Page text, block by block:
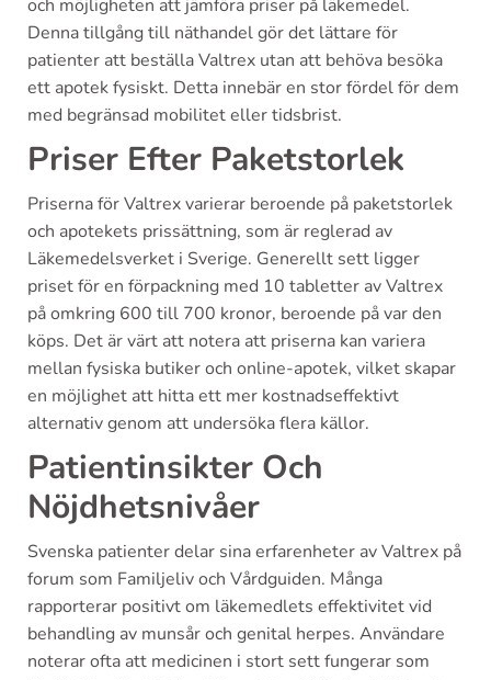
och möjligheten att jämföra priser på läkemedel.
Denna tillgång till näthandel gör det lättare för
patienter att beställa Valtrex utan att behöva besöka
ett apotek fysiskt. Detta innebär en stor fördel för dem
med begränsad mobilitet eller tidsbrist.
Priser Efter Paketstorlek
Priserna för Valtrex varierar beroende på paketstorlek
och apotekets prissättning, som är reglerad av
Läkemedelsverket i Sverige. Generellt sett ligger
priset för en förpackning med 10 tabletter av Valtrex
på omkring 600 till 700 kronor, beroende på var den
köps. Det är värt att notera att priserna kan variera
mellan fysiska butiker och online-apotek, vilket skapar
en möjlighet att hitta ett mer kostnadseffektivt
alternativ genom att undersöka flera källor.
Patientinsikter Och
Nöjdhetsnivåer
Svenska patienter delar sina erfarenheter av Valtrex på
forum som Familjeliv och Vårdguiden. Många
rapporterar positivt om läkemedlets effektivitet vid
behandling av munsår och genital herpes. Användare
noterar ofta att medicinen i stort sett fungerar som